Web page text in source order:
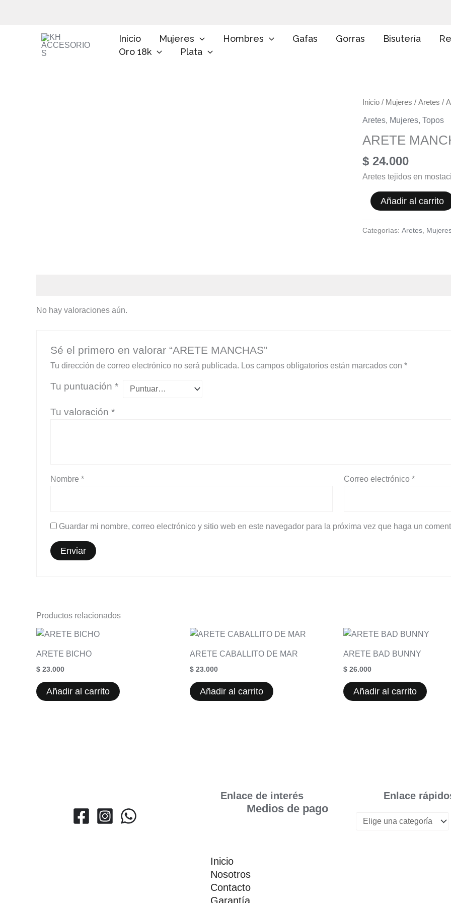
Inicio Mujeres Hombres Gafas Gorras Bisutería
Oro 18k
Plata
Inicio / Mujeres / Aretes /
Aretes, Mujeres, Topos
ARETE
$ 24.000
Aretes tejidos en
ARETE
Añadir al carrito
Categorías: Aretes
No hay valoraciones aún.
Sé el primero en valorar “ARETE MANCHAS”
Tu dirección de correo electrónico no será publicada. Los campos obligatorios están marcados con *
Tu puntuación *
Tu valoración *
Nombre * Correo electrónico*
Guardar mi nombre, correo electrónico y sitio web en este navegador para la próxima vez que haga un
Productos relacionados
ARETE BICHO
$ 23.000
Añadir al carrito
ARETE CABALLITO DE MAR
$ 23.000
Añadir al carrito
ARETE BAD BUNNY
$ 26.000
Añadir al carrito
Enlace de interés
Medios de pago
Inicio
Nosotros
Contacto
Garantía
Enlace
g
e